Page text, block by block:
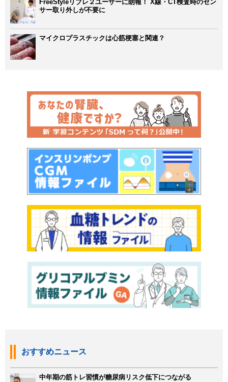
FreeStyleリブレ２ユーザーに朗報！ X線・CT検査時のセン
サー取り外しが不要に
マイクロプラスチックは心筋梗塞と関連？
おすすめニュース
中年期の筋トレ習慣が糖尿病リスク低下につながる